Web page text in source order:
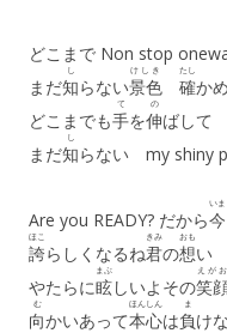
どこまで Non stop
まだ知
し
らない景色
けしき
確
たし
か
どこまでも手
て
を伸
の
ばして
まだ知
し
らない my shiny
Are you READY? だから今
いま
誇
ほこ
らしくなるね君
きみ
の想
おも
い
やたらに眩
まぶ
しいよその笑
えがお
向
む
かいあって本心
ほんしん
は負
ま
け